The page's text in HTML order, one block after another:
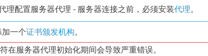
理配置服务器代理 - 服务器连接之前，必须安装代理。
一个证书颁发机构。
在服务器代理初始化期间会导致严重错误。